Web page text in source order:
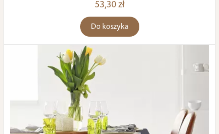
53,30 zł
Do koszyka